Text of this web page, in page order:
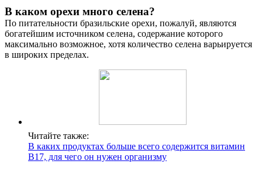
В каком орехи много селена?
По питательности бразильские орехи, пожалуй, являются
богатейшим источником селена, содержание которого
максимально возможное, хотя количество селена варьируется
в широких пределах.
Читайте также:
В каких продуктах больше всего содержится витамин
B17, для чего он нужен организму